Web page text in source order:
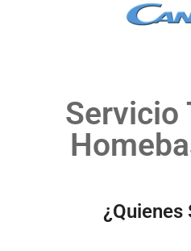
Servicio
¿Quienes